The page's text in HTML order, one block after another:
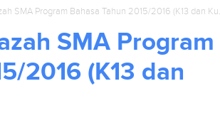
Program Bahasa Tahun 2015/2016 (K13 dan Kurikulum 2006)
SMA Program
2016 (K13 dan